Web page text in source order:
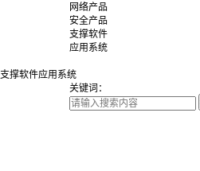
网络产品
安全产品
支撑软件
应用系统
支撑软件应用系统
关键词：